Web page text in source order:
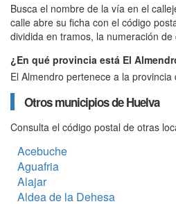
Busca el nombre de la vía en el
calle abre su ficha con el código
dividida en tramos, la numeración de
¿En qué provincia está El
El Almendro pertenece a la
Otros municipios de Huelva
Consulta el código postal de otras
Acebuche
Aguafria
Alajar
Aldea de la Dehesa